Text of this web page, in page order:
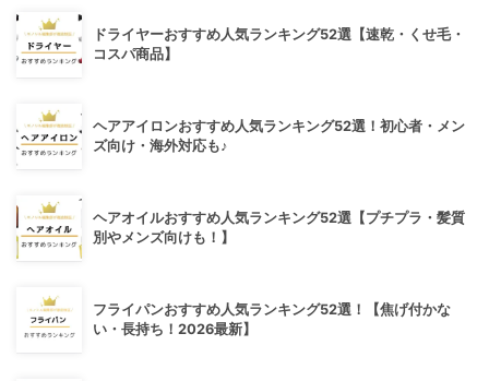
ドライヤーおすすめ人気ランキング52選【速乾・くせ毛・
コスパ商品】
ヘアアイロンおすすめ人気ランキング52選！初心者・メン
ズ向け・海外対応も♪
ヘアオイルおすすめ人気ランキング52選【プチプラ・髪質
別やメンズ向けも！】
フライパンおすすめ人気ランキング52選！【焦げ付かな
い・長持ち！2026最新】